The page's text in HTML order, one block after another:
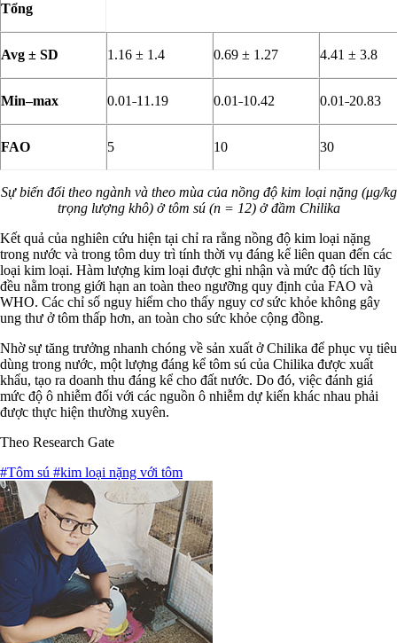
Tổng
Avg ± SD 1.16 ± 1.4 0.69 ± 1.27 4.41 ± 3.8
Min–max 0.01˗11.19 0.01˗10.42 0.01˗20.83
FAO 5 10 30
Sự biến đổi theo ngành và theo mùa của nồng độ kim loại nặng (μg/kg
trọng lượng khô) ở tôm sú (n = 12) ở đầm Chilika
Kết quả của nghiên cứu hiện tại chỉ ra rằng nồng độ kim loại nặng
trong nước và trong tôm duy trì tính thời vụ đáng kể liên quan đến các
loại kim loại. Hàm lượng kim loại được ghi nhận và mức độ tích lũy
đều nằm trong giới hạn an toàn theo ngưỡng quy định của FAO và
WHO. Các chỉ số nguy hiểm cho thấy nguy cơ sức khỏe không gây
ung thư ở tôm thấp hơn, an toàn cho sức khỏe cộng đồng.
Nhờ sự tăng trưởng nhanh chóng về sản xuất ở Chilika để phục vụ tiêu
dùng trong nước, một lượng đáng kể tôm sú của Chilika được xuất
khẩu, tạo ra doanh thu đáng kể cho đất nước. Do đó, việc đánh giá
mức độ ô nhiễm đối với các nguồn ô nhiễm dự kiến khác nhau phải
được thực hiện thường xuyên.
Theo Research Gate
#Tôm sú #kim loại nặng với tôm